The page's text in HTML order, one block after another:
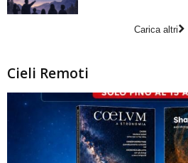
Carica altri
Cieli Remoti